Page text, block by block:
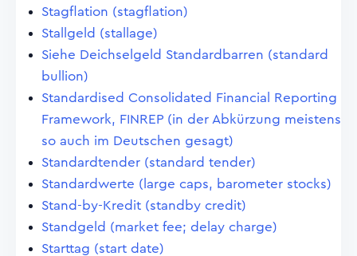
Stagflation (stagflation)
Stallgeld (stallage)
Siehe Deichselgeld Standardbarren (standard
bullion)
Standardised Consolidated Financial Reporting
Framework, FINREP (in der Abkürzung meistens
so auch im Deutschen gesagt)
Standardtender (standard tender)
Standardwerte (large caps, barometer stocks)
Stand-by-Kredit (standby credit)
Standgeld (market fee; delay charge)
Starttag (start date)